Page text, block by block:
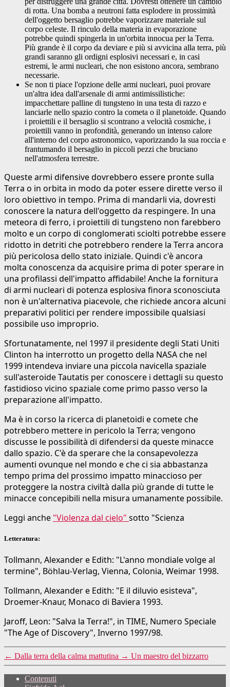
di rotta. Una bomba a neutroni fatta esplodere in prossimità
dell'oggetto bersaglio potrebbe vaporizzare materiale sul
corpo celeste. Il rinculo della materia in evaporazione
potrebbe quindi spingerla in un'orbita innocua per la Terra.
Più grande è il corpo da deviare e più si avvicina alla terra, più
grandi saranno gli ordigni esplosivi necessari e, in casi
estremi, le armi nucleari, che non esistono ancora, sembrano
necessarie.
Se non ti piace l'opzione delle armi nucleari, puoi provare
un'altra idea dall'arsenale di armi antimissilistiche:
impacchettare palline di tungsteno in una testa di razzo e
lanciarle nello spazio contro la cometa o il planetoide. Quando
i proiettili e il bersaglio si scontrano a velocità cosmiche, i
proiettili vanno in profondità, generando un intenso calore
all'interno del corpo astronomico, vaporizzando la sua roccia e
frantumando il bersaglio in piccoli pezzi che bruciano
nell'atmosfera terrestre.
Queste armi difensive dovrebbero essere pronte sulla
Terra o in orbita in modo da poter essere dirette verso il
loro obiettivo in tempo. Prima di mandarli via, dovresti
conoscere la natura dell'oggetto da respingere. In una
meteora di ferro, i proiettili di tungsteno non farebbero
molto e un corpo di conglomerati sciolti potrebbe essere
ridotto in detriti che potrebbero rendere la Terra ancora
più pericolosa dello stato iniziale. Quindi c'è ancora
molta conoscenza da acquisire prima di poter sperare in
una profilassi dell'impatto affidabile! Anche la fornitura
di armi nucleari di potenza esplosiva finora sconosciuta
non è un'alternativa piacevole, che richiede ancora alcuni
preparativi politici per rendere impossibile qualsiasi
possibile uso improprio.
Sfortunatamente, nel 1997 il presidente degli Stati Uniti
Clinton ha interrotto un progetto della NASA che nel
1999 intendeva inviare una piccola navicella spaziale
sull'asteroide Tautatis per conoscere i dettagli su questo
fastidioso vicino spaziale come primo passo verso la
preparazione all'impatto.
Ma è in corso la ricerca di planetoidi e comete che
potrebbero mettere in pericolo la Terra; vengono
discusse le possibilità di difendersi da queste minacce
dallo spazio. C'è da sperare che la consapevolezza
aumenti ovunque nel mondo e che ci sia abbastanza
tempo prima del prossimo impatto minaccioso per
proteggere la nostra civiltà dalla più grande di tutte le
minacce concepibili nella misura umanamente possibile.
Leggi anche "Violenza dal cielo" sotto "Scienza
Letteratura:
Tollmann, Alexander e Edith: "L'anno mondiale volge al
termine", Böhlau‑Verlag, Vienna, Colonia, Weimar 1998.
Tollmann, Alexander e Edith: "E il diluvio esisteva",
Droemer-Knaur, Monaco di Baviera 1993.
Jaroff, Leon: "Salva la Terra!", in TIME, Numero Speciale
"The Age of Discovery", Inverno 1997/98.
← Dalla terra della calma mattutina → Un maestro del bizzarro
Contenuti